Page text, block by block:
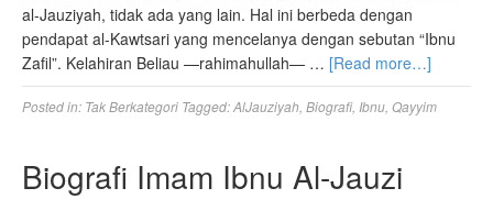
al-Jauziyah, tidak ada yang lain. Hal ini berbeda dengan
pendapat al-Kawtsari yang mencelanya dengan sebutan “Ibnu
Zafil”. Kelahiran Beliau —rahimahullah— … [Read more…]
Posted in: Tak Berkategori Tagged:AlJauziyah Biografi, Ibnu Qayyim
Biografi Imam Ibnu Al-Jauzi